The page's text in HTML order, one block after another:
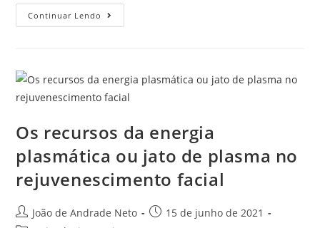
Continuar Lendo
Os recursos da energia
plasmática ou jato de plasma no
rejuvenescimento facial
João de Andrade Neto
15 de junho de 2021